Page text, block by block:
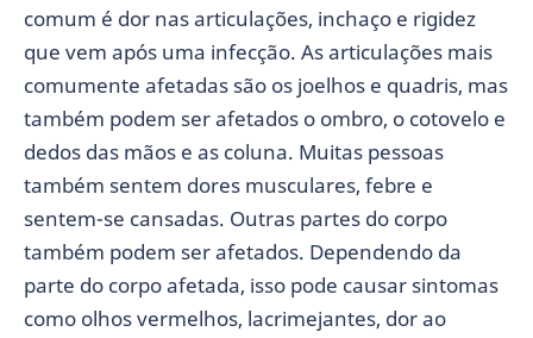
comum é dor nas articulações, inchaço e rigidez
que vem após uma infecção. As articulações mais
comumente afetadas são os joelhos e quadris, mas
também podem ser afetados o ombro, o cotovelo e
dedos das mãos e as coluna. Muitas pessoas
também sentem dores musculares, febre e
sentem-se cansadas. Outras partes do corpo
também podem ser afetados. Dependendo da
parte do corpo afetada, isso pode causar sintomas
como olhos vermelhos, lacrimejantes, dor ao